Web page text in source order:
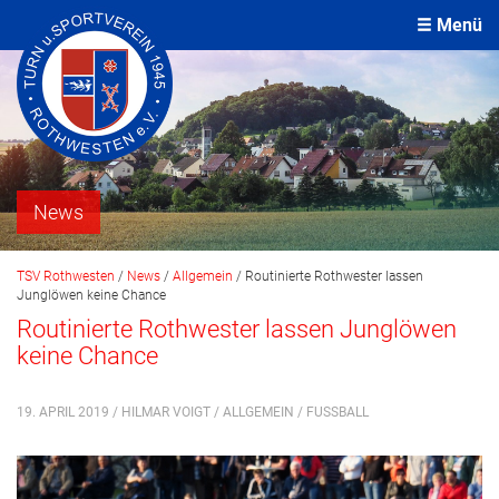
Menü
News
TSV Rothwesten / News / Allgemein / Routinierte Rothwester lassen
Junglöwen keine Chance
Routinierte Rothwester lassen Junglöwen
keine Chance
19. APRIL 2019 / HILMAR VOIGT / ALLGEMEIN / FUSSBALL